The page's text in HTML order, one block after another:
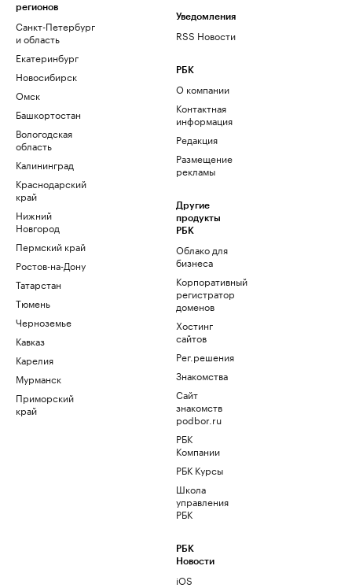
регионов
Санкт-Петербург
и область
Екатеринбург
Новосибирск
Омск
Башкортостан
Вологодская
область
Калининград
Краснодарский
край
Нижний
Новгород
Пермский край
Ростов-на-Дону
Татарстан
Тюмень
Черноземье
Кавказ
Карелия
Мурманск
Приморский
край
Уведомления
RSS Новости
РБК
О компании
Контактная
информация
Редакция
Размещение
рекламы
Другие
продукты
РБК
Облако для
бизнеса
Корпоративный
регистратор
доменов
Хостинг
сайтов
Рег.решения
Знакомства
Сайт
знакомств
podbor.ru
РБК
Компании
РБК Курсы
Школа
управления
РБК
РБК
Новости
iOS